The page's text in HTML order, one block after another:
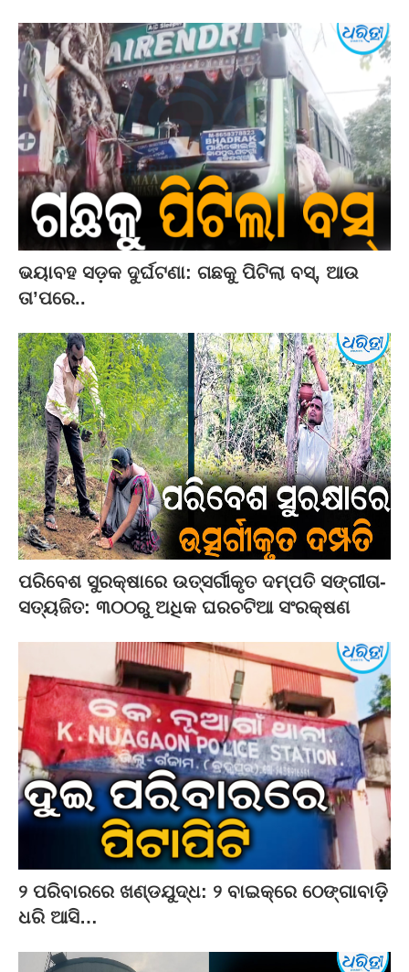
ଭୟାବହ ସଡ଼କ ଦୁର୍ଘଟଣା: ଗଛକୁ ପିଟିଲା ବସ୍‌, ଆଉ
ତା’ପରେ..
ପରିବେଶ ସୁରକ୍ଷାରେ ଉତ୍ସର୍ଗୀକୃତ ଦମ୍ପତି ସଙ୍ଗୀତା-
ସତ୍ୟଜିତ: ୩୦୦ରୁ ଅଧିକ ଘରଚଟିଆ ସଂରକ୍ଷଣ
୨ ପରିବାରରେ ଖଣ୍ଡଯୁଦ୍ଧ: ୨ ବାଇକ୍‌ରେ ଠେଙ୍ଗାବାଡ଼ି
ଧରି ଆସି…